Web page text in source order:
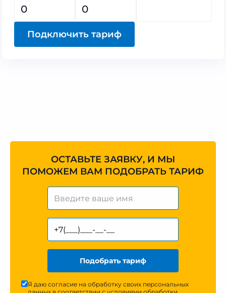
0 0
Подключить тариф
ОСТАВЬТЕ ЗАЯВКУ, И МЫ
ПОМОЖЕМ ВАМ ПОДОБРАТЬ ТАРИФ
Подобрать тариф
Я даю согласие на обработку своих персональных